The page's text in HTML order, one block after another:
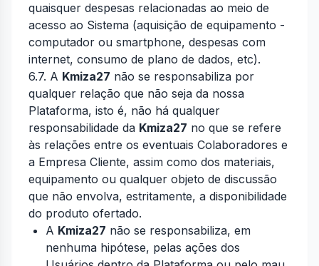
quaisquer despesas relacionadas ao meio de
acesso ao Sistema (aquisição de equipamento -
computador ou smartphone, despesas com
internet, consumo de plano de dados, etc).
6.7. A Kmiza27 não se responsabiliza por
qualquer relação que não seja da nossa
Plataforma, isto é, não há qualquer
responsabilidade da Kmiza27 no que se refere
às relações entre os eventuais Colaboradores e
a Empresa Cliente, assim como dos materiais,
equipamento ou qualquer objeto de discussão
que não envolva, estritamente, a disponibilidade
do produto ofertado.
A Kmiza27 não se responsabiliza, em
nenhuma hipótese, pelas ações dos